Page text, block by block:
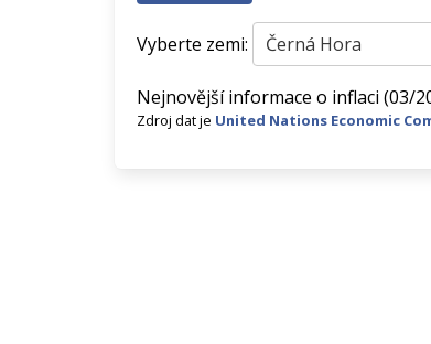
Vyberte zemi:
Nejnovější informace o inflaci (03/
Zdroj dat je United Nations Economic